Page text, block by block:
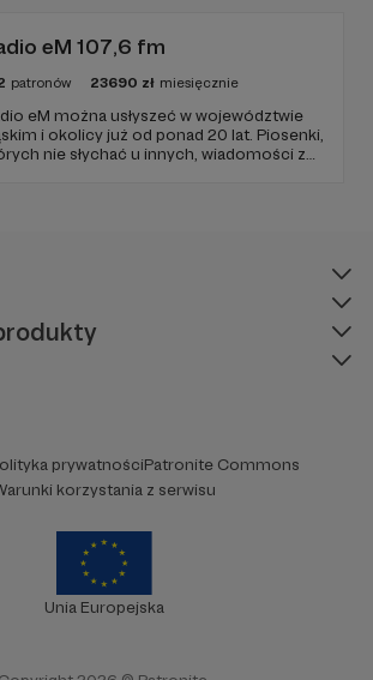
eM 107,6 fm
patronów 23690 zł miesięcznie
eM można usłyszeć w województwie
i okolicy już od ponad 20 lat. Piosenki,
nie słychać u innych, wiadomości z
prywatnościPatronite Commons
korzystania z serwisu
Unia Europejska